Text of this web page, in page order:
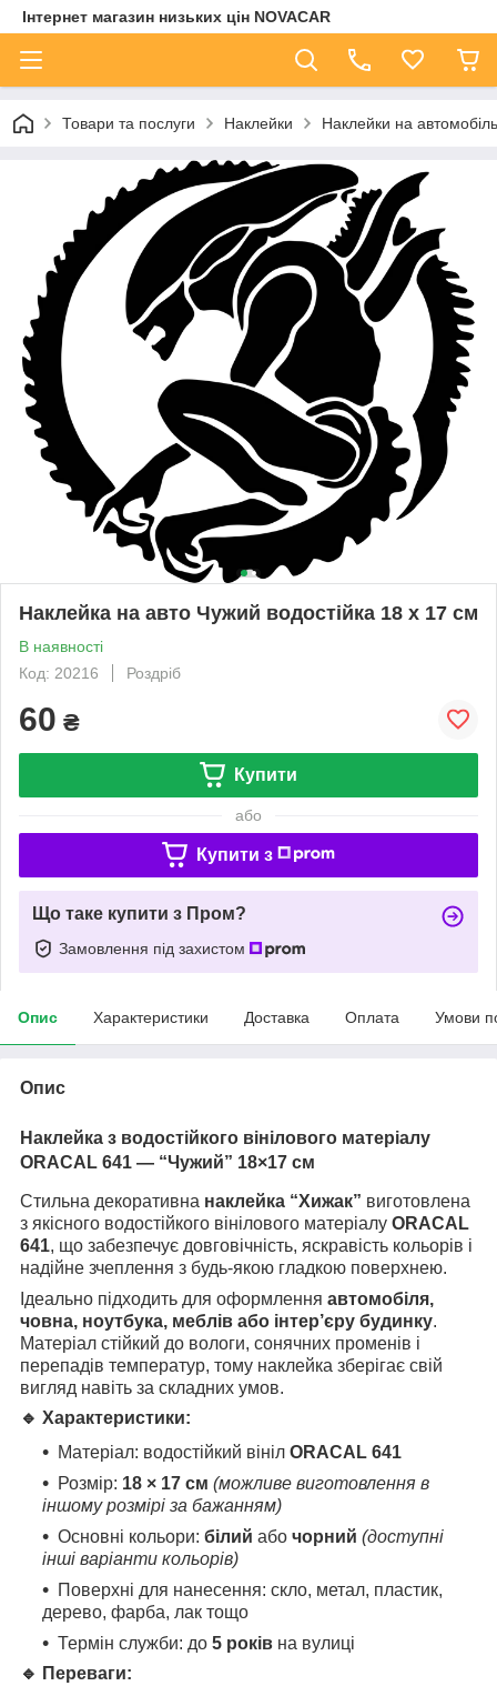
Інтернет магазин низьких цін NOVACAR
Товари та послуги Наклейки Наклейки на автомобіль
Наклейка на авто Чужий водостійка 18 х 17 см
В наявності
Код: 20216
Роздріб
60 ₴
Купити
або
Купити з
Що таке купити з Пром?
Замовлення під захистом
Опис Характеристики Доставка Оплата Умови
Опис
Наклейка з водостійкого вінілового матеріалу
ORACAL 641 — “Чужий” 18×17 см
Стильна декоративна наклейка “Хижак” виготовлена
з якісного водостійкого вінілового матеріалу ORACAL
641, що забезпечує довговічність, яскравість кольорів і
надійне зчеплення з будь-якою гладкою поверхнею.
Ідеально підходить для оформлення автомобіля,
човна, ноутбука, меблів або інтер’єру будинку.
Матеріал стійкий до вологи, сонячних променів і
перепадів температур, тому наклейка зберігає свій
вигляд навіть за складних умов.
🔹 Характеристики:
Матеріал: водостійкий вініл ORACAL 641
Розмір: 18 × 17 см (можливе виготовлення в
іншому розмірі за бажанням)
Основні кольори: білий або чорний (доступні
інші варіанти кольорів)
Поверхні для нанесення: скло, метал, пластик,
дерево, фарба, лак тощо
Термін служби: до 5 років на вулиці
🔹 Переваги: